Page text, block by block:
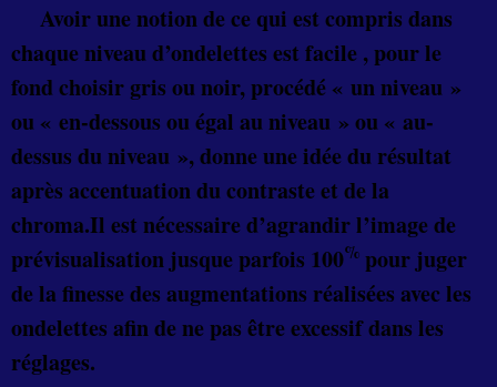
Avoir une notion de ce qui est compris dans
chaque niveau d’ondelettes est facile , pour le
fond choisir gris ou noir, procédé « un niveau »
ou « en-dessous ou égal au niveau » ou « au-
dessus du niveau », donne une idée du résultat
après accentuation du contraste et de la
chroma.Il est nécessaire d’agrandir l’image de
prévisualisation jusque parfois 100% pour juger
de la finesse des augmentations réalisées avec les
ondelettes afin de ne pas être excessif dans les
réglages.